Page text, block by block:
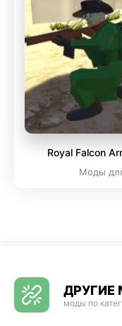
Royal Falcon
Моды
ДРУГИЕ
моды по